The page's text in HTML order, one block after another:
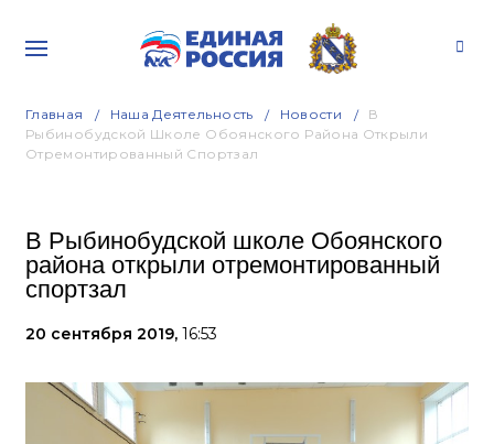
Главная Наша Деятельность Новости
В
Рыбинобудской Школе Обоянского Района Открыли
Отремонтированный Спортзал
В Рыбинобудской школе Обоянского
района открыли отремонтированный
спортзал
20 сентября 2019, 16:53